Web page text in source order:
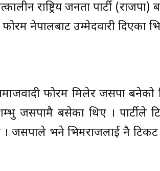
राष्ट्रिय जनता पार्टी
नेपालबाट उम्मेदवारी दिएका
फोरम मिलेर जसपा बनेको
जसपामै बसेका थिए । पार्टीले
। जसपाले भने भिमराजलाई नै टिकट